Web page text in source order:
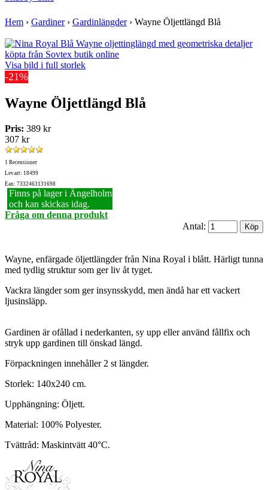
Hem › Gardiner› Gardinlängder› Wayne Öljettlängd Blå
Visa bild i full storlek
-21%
Wayne Öljettlängd Blå
Pris: 389 kr
307 kr
1 Recensioner
Lev.art: 18499
Ean: 7332463131698
Finns på lager i Ängelholm
och kan skickas idag.
Fråga om denna produkt
Antal:
Wayne, enfärgade öljettlängder från Nina Royal i blått. Härligt tunna
med tydlig struktur som ger liv åt tyget.
Vackra längder som ger insynsskydd, men ändå har ett vackert
ljusinsläpp.
Gardinen är ofållad i nederkanten, sy upp eller använd fållfix och
stryk upp gardinen till önskad längd.
Förpackningen innehåller 2 st längder.
Storlek: 140x240 cm.
Upphängning: Öljett.
Material: 100% Polyester.
Tvättråd: Maskintvätt 40°C.